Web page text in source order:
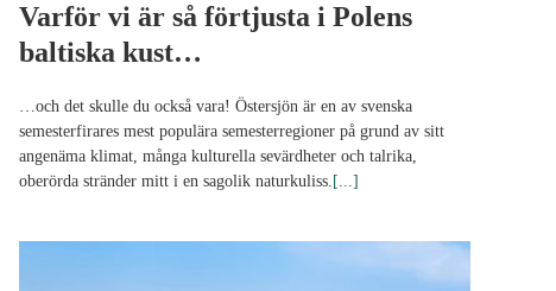
Varför vi är så förtjusta i Polens
baltiska kust…
…och det skulle du också vara! Östersjön är en av svenska
semesterfirares mest populära semesterregioner på grund av sitt
angenäma klimat, många kulturella sevärdheter och talrika,
oberörda stränder mitt i en sagolik naturkuliss. [...]